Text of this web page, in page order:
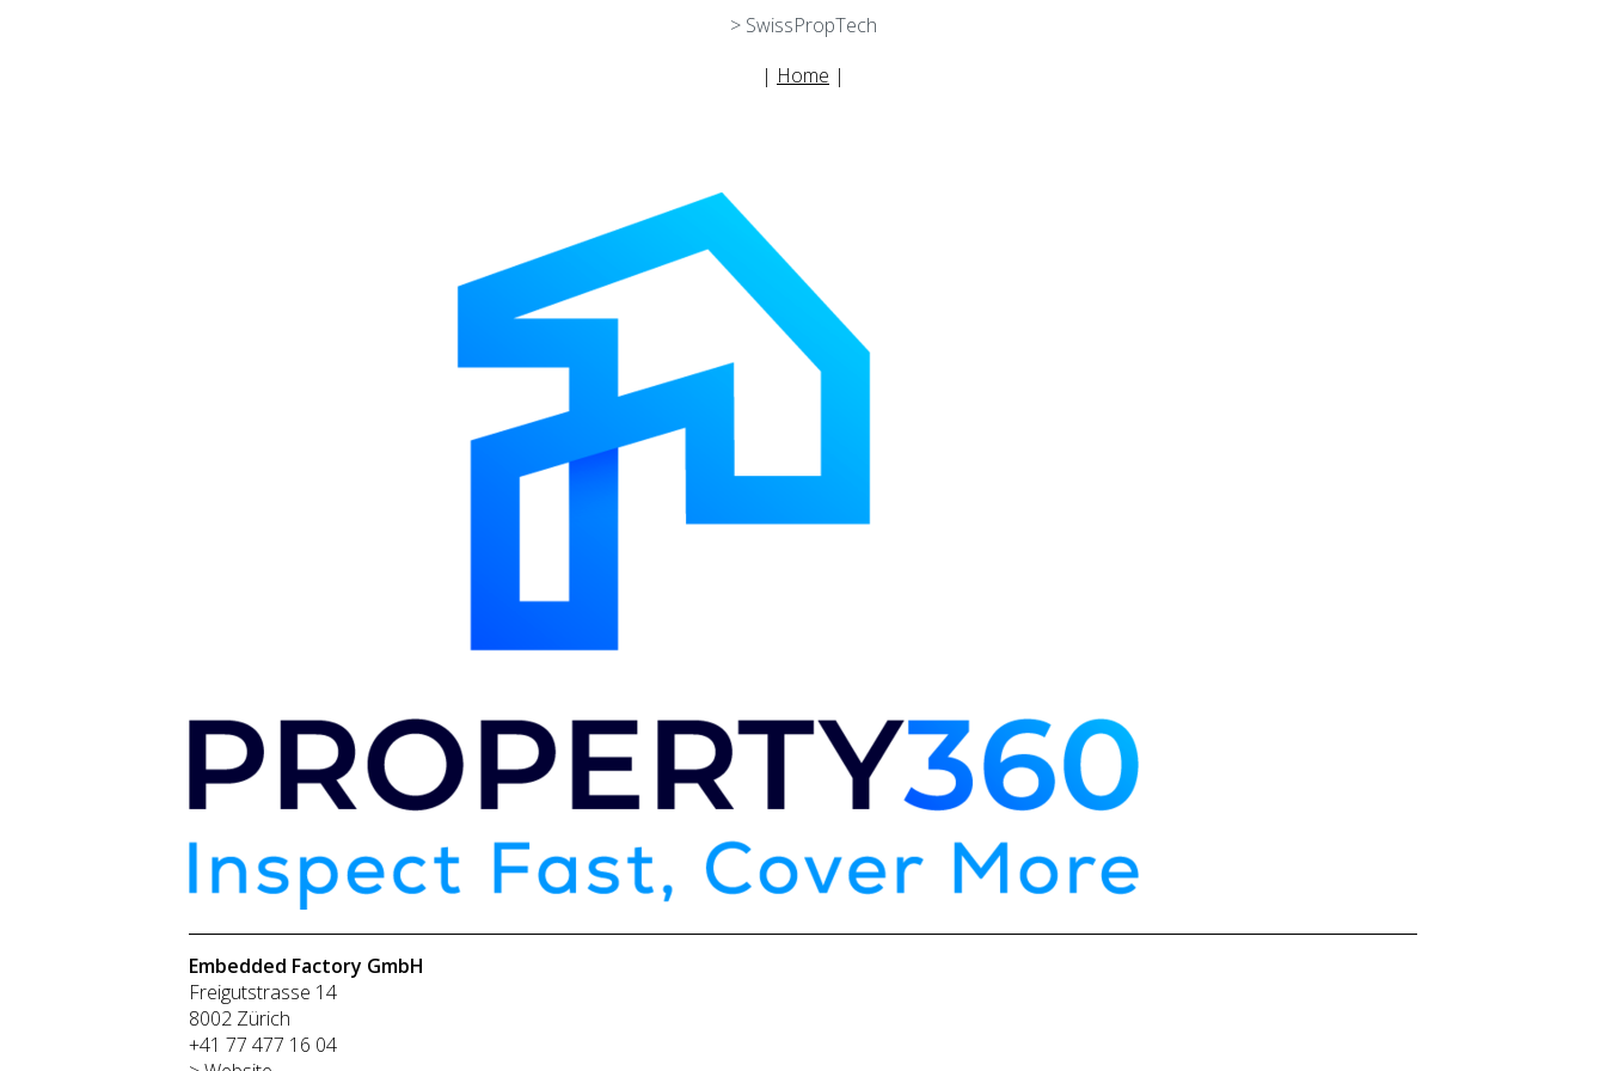
> SwissPropTech
| Home |
Embedded Factory GmbH
Freigutstrasse 14
8002 Zürich
+41 77 477 16 04